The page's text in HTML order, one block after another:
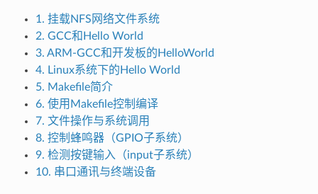
1. 挂载NFS网络文件系统
2. GCC和Hello World
3. ARM-GCC和开发板的HelloWorld
4. Linux系统下的Hello World
5. Makefile简介
6. 使用Makefile控制编译
7. 文件操作与系统调用
8. 控制蜂鸣器（GPIO子系统）
9. 检测按键输入（input子系统）
10. 串口通讯与终端设备